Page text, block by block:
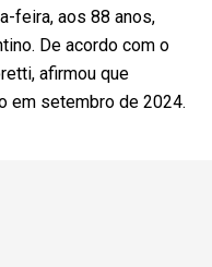
feira, aos 88 anos,
De acordo com o
afirmou que
em setembro de 2024.